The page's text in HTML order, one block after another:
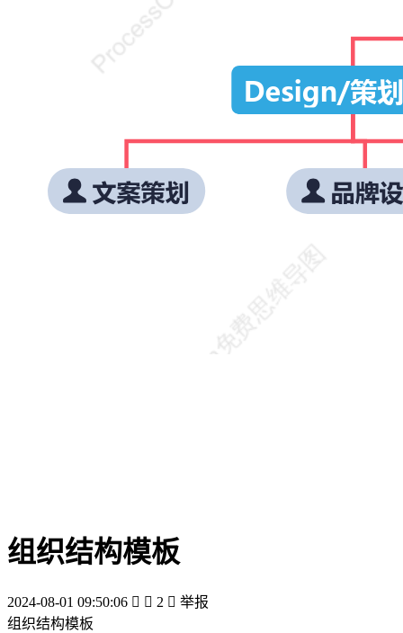
组织结构模板
2024-08-01 09:50:06   2  举报
组织结构模板